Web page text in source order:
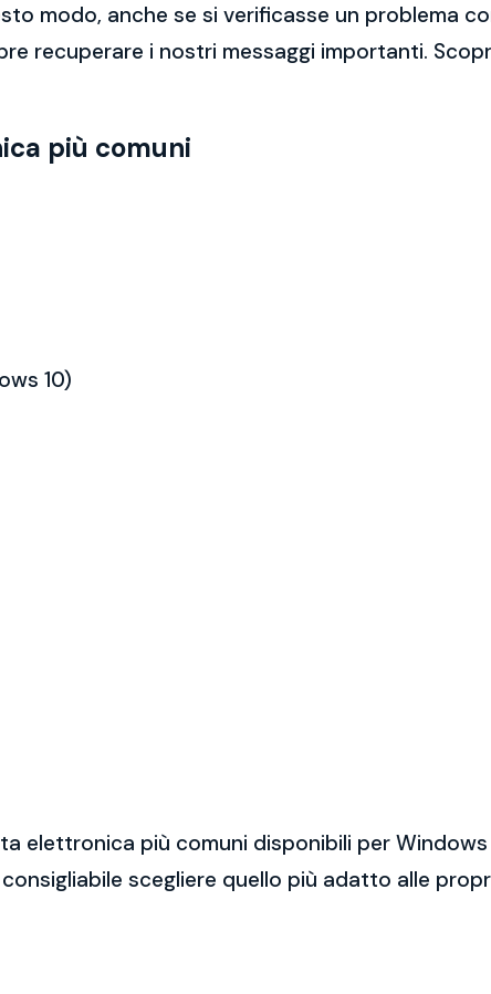
modo, anche se si verificasse un problema
recuperare i nostri messaggi importanti.
più comuni
10)
elettronica più comuni disponibili per
scegliere quello più adatto alle